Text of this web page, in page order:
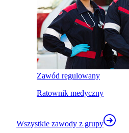
Zawód regulowany
Ratownik medyczny
Wszystkie zawody z grupy